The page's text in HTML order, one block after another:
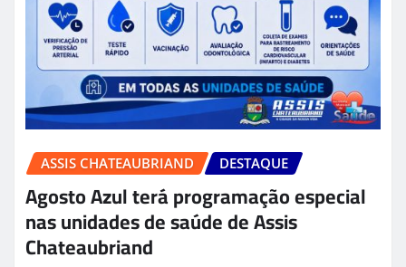
ASSIS CHATEAUBRIAND DESTAQUE
Agosto Azul terá programação especial
nas unidades de saúde de Assis
Chateaubriand